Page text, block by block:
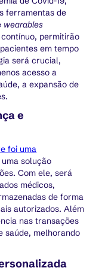
ferramentas de
wearables
permitirão
em tempo
será crucial,
acesso a
a expansão de
e
foi uma
solução
Com ele, será
médicos,
de forma
autorizados. Além
nas transações
saúde, melhorando